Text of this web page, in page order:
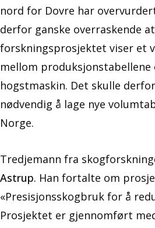
nord for Dovre har
derfor ganske overraskende at
forskningsprosjektet viser et
mellom
hogstmaskin. Det skulle
nødvendig å lage nye
Norge.
Tredjemann fra
Astrup. Han fortalte om
«Presisjonsskogbruk for å
Prosjektet er gjennomført